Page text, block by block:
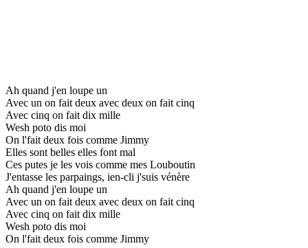
Ah quand j'en loupe un
Avec un on fait deux avec deux on fait cinq
Avec cinq on fait dix mille
Wesh poto dis moi
On l'fait deux fois comme Jimmy
Elles sont belles elles font mal
Ces putes je les vois comme mes Louboutin
J'entasse les parpaings, ien-cli j'suis vénère
Ah quand j'en loupe un
Avec un on fait deux avec deux on fait cinq
Avec cinq on fait dix mille
Wesh poto dis moi
On l'fait deux fois comme Jimmy